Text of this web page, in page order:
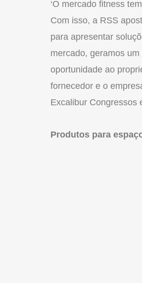
‘O mercado fitness
Com isso, a RSS
para apresentar
mercado, geramos
oportunidade ao
fornecedor e o
Excalibur Congressos
Produtos para